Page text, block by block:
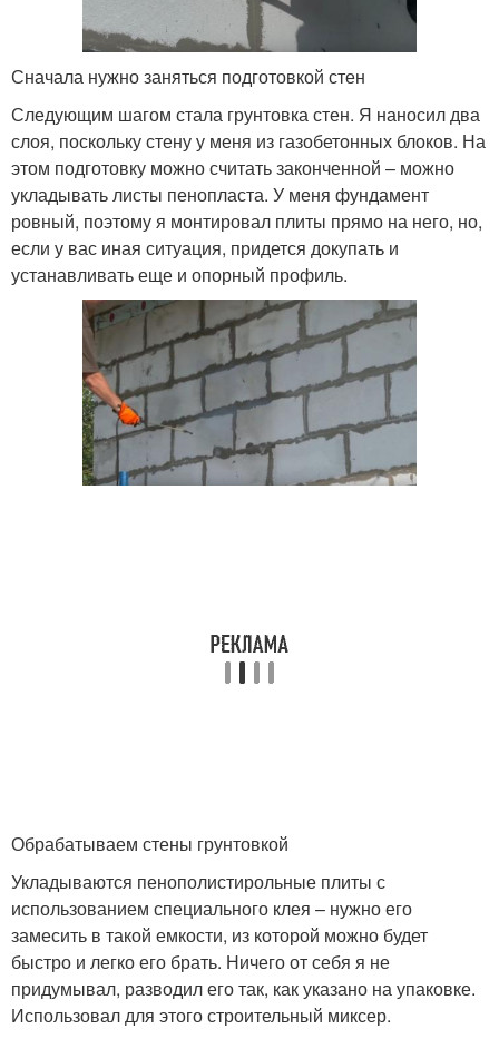
Сначала нужно заняться подготовкой стен
Следующим шагом стала грунтовка стен. Я наносил два
слоя, поскольку стену у меня из газобетонных блоков. На
этом подготовку можно считать законченной – можно
укладывать листы пенопласта. У меня фундамент
ровный, поэтому я монтировал плиты прямо на него, но,
если у вас иная ситуация, придется докупать и
устанавливать еще и опорный профиль.
Обрабатываем стены грунтовкой
Укладываются пенополистирольные плиты с
использованием специального клея – нужно его
замесить в такой емкости, из которой можно будет
быстро и легко его брать. Ничего от себя я не
придумывал, разводил его так, как указано на упаковке.
Использовал для этого строительный миксер.